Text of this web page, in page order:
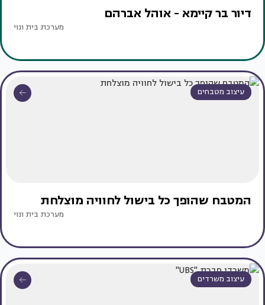
דיור בר קיימא - אוהל אברהם
מערכת בית ונוי
עיצוב מטבחים
המטבח שהופך כל בישול לחוויה מוצלחת
מערכת בית ונוי
עיצוב משרדים